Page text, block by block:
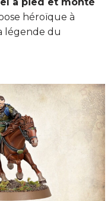
héroïque à
légende du